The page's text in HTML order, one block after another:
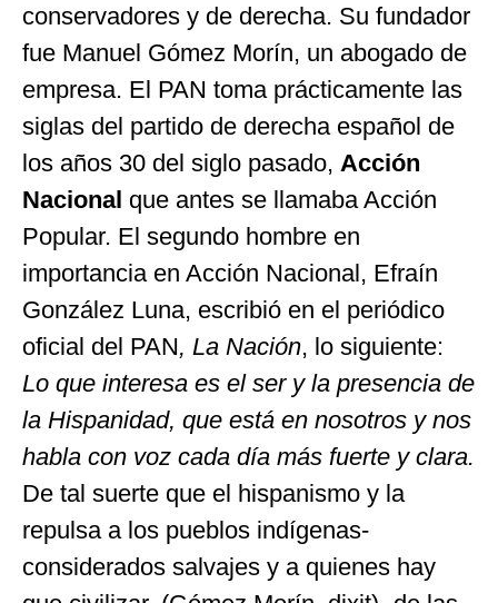
conservadores y de derecha. Su fundador
fue Manuel Gómez Morín, un abogado de
empresa. El PAN toma prácticamente las
siglas del partido de derecha español de
los años 30 del siglo pasado, Acción
Nacional que antes se llamaba Acción
Popular. El segundo hombre en
importancia en Acción Nacional, Efraín
González Luna, escribió en el periódico
oficial del PAN, La Nación, lo siguiente:
Lo que interesa es el ser y la presencia de
la Hispanidad, que está en nosotros y nos
habla con voz cada día más fuerte y clara.
De tal suerte que el hispanismo y la
repulsa a los pueblos indígenas-
considerados salvajes y a quienes hay